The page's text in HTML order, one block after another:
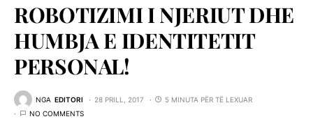
ROBOTIZIMI I NJERIUT DHE
HUMBJA E IDENTITETIT
PERSONAL!
NGA EDITORI 28 PRILL, 2017
5 MINUTA PËR TË LEXUAR
NO COMMENTS